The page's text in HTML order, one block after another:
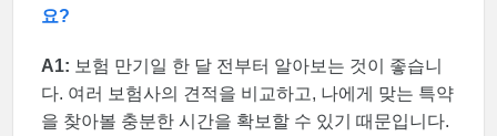
요?
A1: 보험 만기일 한 달 전부터 알아보는 것이 좋습니
다. 여러 보험사의 견적을 비교하고, 나에게 맞는 특약
을 찾아볼 충분한 시간을 확보할 수 있기 때문입니다.